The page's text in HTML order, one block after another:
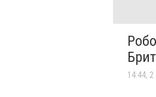
14:44, 2